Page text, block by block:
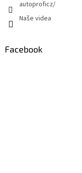
autoproficz/
Naše videa
Facebook